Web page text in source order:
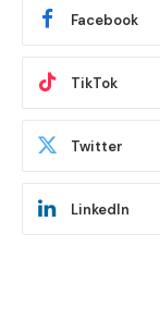
Facebook
TikTok
Twitter
LinkedIn